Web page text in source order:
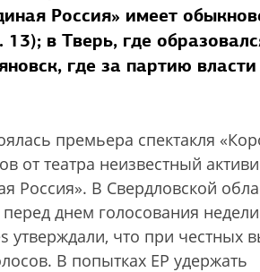
Россия» имеет
в Тверь, где
где за партию власти
премьера спектакля
от театра неизвестный
Россия». В Свердловской
днем голосования
утверждали, что при честных
В попытках ЕР удержать